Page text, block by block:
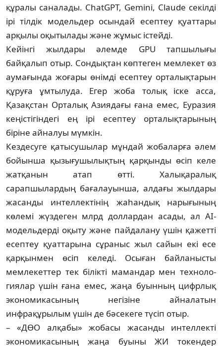
құралы саналады. ChatGPT, Gemini, Claude секілді
ірі тілдік модельдер осындай есептеу қуаттары
арқылы оқытыла­ды және жұмыс істейді.
Кейінгі жылдары әлемде GPU тапшылығы
байқалып отыр. Сондықтан көптеген мемле­кет өз
аумағында жоғары өнімді есептеу орталықтарын
құруға ұмтылуда. Егер жоба толық іске асса,
Қазақстан Орталық Азия­дағы ғана емес, Еуразия
кеңістігіндегі ең ірі есептеу орталықтарының
біріне айналуы мүмкін.
Кездесуге қатысушылар мұндай жоба­ларға әлем
бойынша қызығушылықтың қарқынды өсіп келе
жатқанын атап өтті. Халықаралық
сарапшылардың бағалауынша, алдағы жылдары
жасанды интеллектінің жаһандық нарығының
көлемі жүздеген млрд доллардан асады, ал AI-
модельдерді оқыту және пайдалану үшін қажетті
есептеу қуат­тарына сұраныс жыл сайын екі есе
қарқын­мен өсіп келеді. Осыған байланысты
мемле­кеттер тек білікті мамандар мен техноло­
гия­лар үшін ғана емес, жаңа буынның цифрлық
экономикасының негізіне айналатын
инфрақұрылым үшін де бәсекеге түсіп отыр.
– «ДӨО алқабы» жобасы жасанды интел­лекті
экономикасының жаңа буыны ЖИ токендер